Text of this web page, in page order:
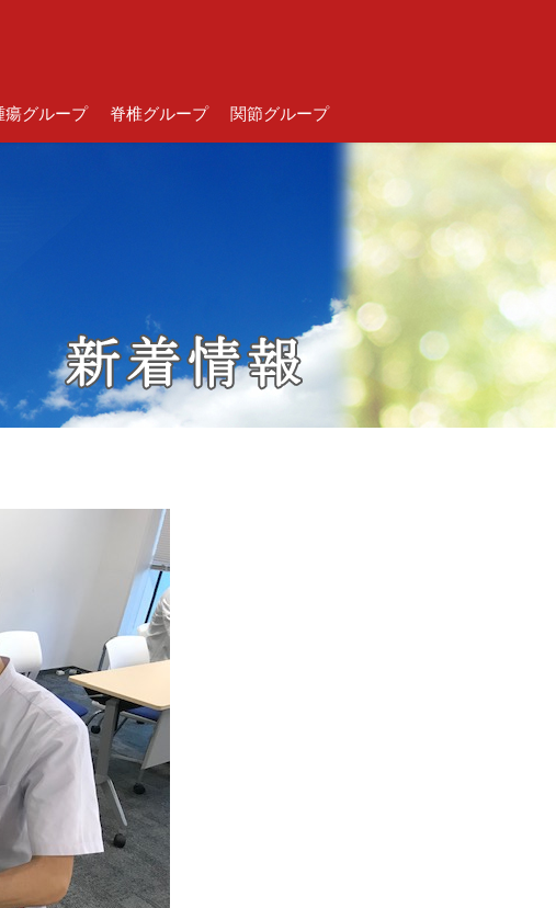
瘍グループ 脊椎グループ 関節グループ